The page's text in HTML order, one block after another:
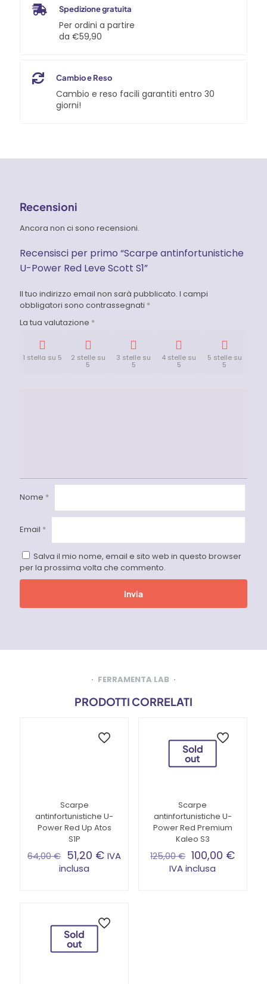
Spedizione gratuita
Per ordini a partire
da €59,90
Cambio e Reso
Cambio e reso facili garantiti entro 30
giorni!
Recensioni
Ancora non ci sono recensioni.
Recensisci per primo “Scarpe antinfortunistiche
U-Power Red Leve Scott S1”
Il tuo indirizzo email non sarà pubblicato. I campi
obbligatori sono contrassegnati *
La tua valutazione *
1 stella su 5 2 stelle su
5
3 stelle su
5
4 stelle su
5
5 stelle su
5
Nome *
Email *
Salva il mio nome, email e sito web in questo browser
per la prossima volta che commento.
FERRAMENTA LAB
PRODOTTI CORRELATI
Scarpe
antinfortunistiche U-
Power Red Up Atos
S1P
64,00€ 51,20 € IVA
inclusa
varianti.
Le
opzioni
Sold
out
Scarpe
antinfortunistiche U-
Power Red Premium
Kaleo S3
125,00€ 100,00 €
IVA inclusa
Sold
out